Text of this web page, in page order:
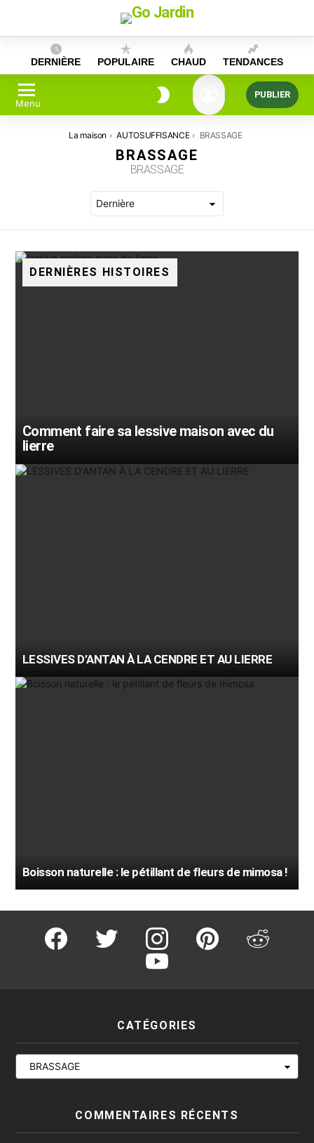
content
DERNIÈRE POPULAIRE CHAUD TENDANCES
Menu
PUBLIER
La maison AUTOSUFFISANCE BRASSAGE
BRASSAGE
BRASSAGE
DERNIÈRES HISTOIRES
Comment faire sa lessive maison avec du
lierre
LESSIVES D’ANTAN À LA CENDRE ET AU LIERRE
Boisson naturelle : le pétillant de fleurs de mimosa !
facebook twitter instagram pinterest reddit
youtube
CATÉGORIES
Catégories
COMMENTAIRES RÉCENTS